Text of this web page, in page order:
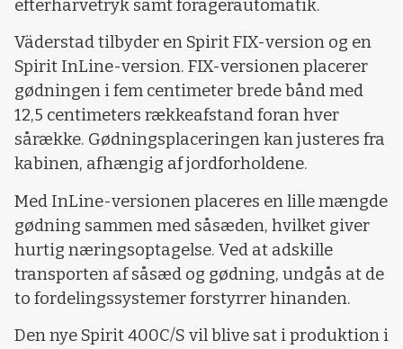
efterharvetryk samt foragerautomatik.
Väderstad tilbyder en Spirit FIX-version og en
Spirit InLine-version. FIX-versionen placerer
gødningen i fem centimeter brede bånd med
12,5 centimeters rækkeafstand foran hver
sårække. Gødningsplaceringen kan justeres fra
kabinen, afhængig af jordforholdene.
Med InLine-versionen placeres en lille mængde
gødning sammen med såsæden, hvilket giver
hurtig næringsoptagelse. Ved at adskille
transporten af såsæd og gødning, undgås at de
to fordelingssystemer forstyrrer hinanden.
Den nye Spirit 400C/S vil blive sat i produktion i